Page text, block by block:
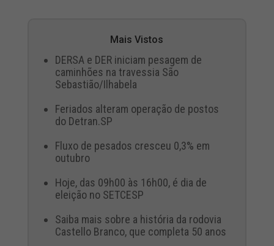
Mais Vistos
DERSA e DER iniciam pesagem de
caminhões na travessia São
Sebastião/Ilhabela
Feriados alteram operação de postos
do Detran.SP
Fluxo de pesados cresceu 0,3% em
outubro
Hoje, das 09h00 às 16h00, é dia de
eleição no SETCESP
Saiba mais sobre a história da rodovia
Castello Branco, que completa 50 anos